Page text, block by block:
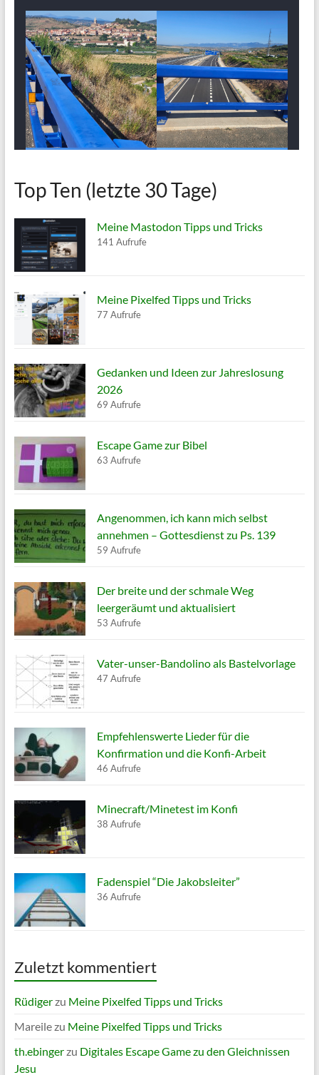
Top Ten (letzte 30 Tage)
Meine Mastodon Tipps und Tricks
141 Aufrufe
Meine Pixelfed Tipps und Tricks
77 Aufrufe
Gedanken und Ideen zur Jahreslosung
2026
69 Aufrufe
Escape Game zur Bibel
63 Aufrufe
Angenommen, ich kann mich selbst
annehmen – Gottesdienst zu Ps. 139
59 Aufrufe
Der breite und der schmale Weg
leergeräumt und aktualisiert
53 Aufrufe
Vater-unser-Bandolino als Bastelvorlage
47 Aufrufe
Empfehlenswerte Lieder für die
Konfirmation und die Konfi-Arbeit
46 Aufrufe
Minecraft/Minetest im Konfi
38 Aufrufe
Fadenspiel “Die Jakobsleiter”
36 Aufrufe
Zuletzt kommentiert
Rüdigerzu Meine Pixelfed Tipps und Tricks
Mareilezu Meine Pixelfed Tipps und Tricks
th.ebingerzu Digitales Escape Game zu den Gleichnissen
Jesu